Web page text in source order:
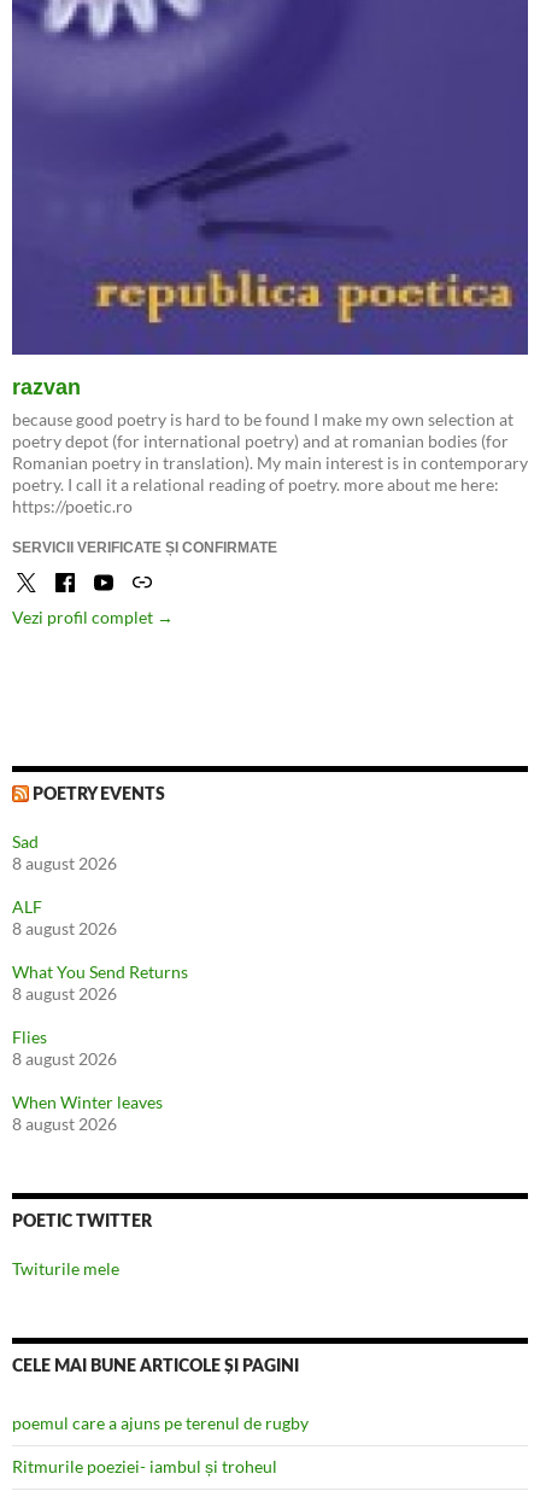
razvan
because good poetry is hard to be found I make my own selection at
poetry depot (for international poetry) and at romanian bodies (for
Romanian poetry in translation). My main interest is in contemporary
poetry. I call it a relational reading of poetry. more about me here:
https://poetic.ro
SERVICII VERIFICATE ȘI CONFIRMATE
Vezi profil complet →
POETRY EVENTS
Sad
8 august 2026
ALF
8 august 2026
What You Send Returns
8 august 2026
Flies
8 august 2026
When Winter leaves
8 august 2026
POETIC TWITTER
Twiturile mele
CELE MAI BUNE ARTICOLE ȘI PAGINI
poemul care a ajuns pe terenul de rugby
Ritmurile poeziei- iambul și troheul